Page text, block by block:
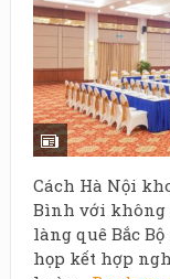
Cách Hà Nội
Bình với không
làng quê Bắc
họp kết hợp